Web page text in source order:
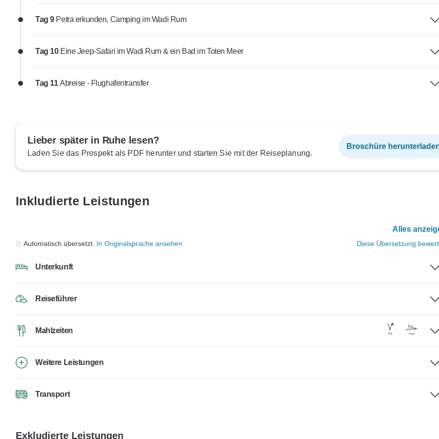
Tag 9 Petra erkunden, Camping im Wadi Rum
Tag 10 Eine Jeep-Safari im Wadi Rum & ein Bad im Toten Meer
Tag 11Abreise - Flughafentransfer
Lieber später in Ruhe lesen?
Laden Sie das Prospekt als PDF herunter und starten Sie mit der Reiseplanung.
Broschüre
Inkludierte Leistungen
Alles
Automatisch übersetzt. In Originalsprache ansehen Diese Übersetzung
Unterkunft
Reiseführer
Mahlzeiten
Weitere Leistungen
Transport
Exkludierte Leistungen